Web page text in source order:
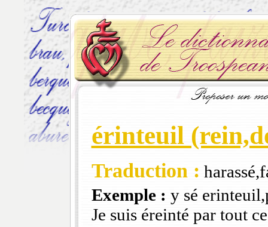
érinteuil
Traduction :
Exemple : y sé
Je suis éreinté par tout